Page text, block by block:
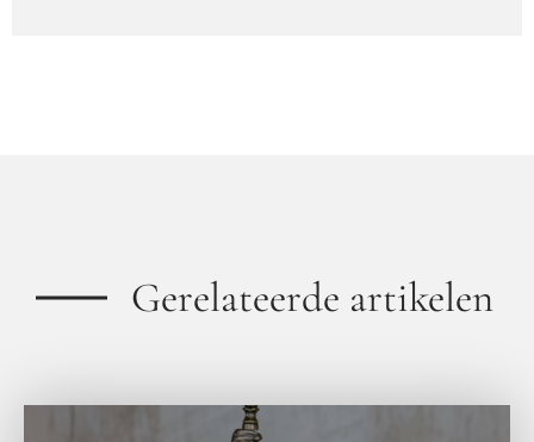
Gerelateerde artikelen